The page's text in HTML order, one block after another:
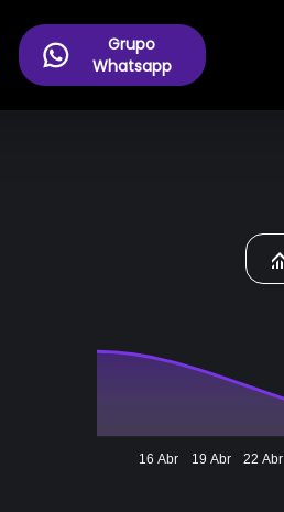
Grupo
Whatsapp
16 Abr 19 Abr 22 Abr